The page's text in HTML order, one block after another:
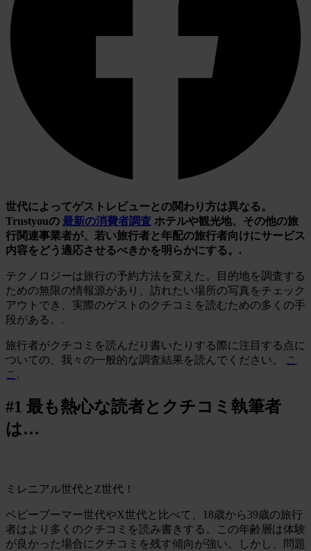
世代によってゲストレビューとの関わり方は異なる。
Trustyouの 最新の消費者調査 ホテルや観光地、その他の旅
行関連事業者が、若い旅行者と年配の旅行者向けにサービス
内容をどう適応させるべきかを明らかにする。.
テクノロジーは旅行の予約方法を変えた。目的地を調査する
ための無限の情報源があり、訪れたい場所の写真をチェック
アウトでき、実際のゲストのクチコミを読むための多くの手
段がある。.
旅行者がクチコミを読んだり書いたりする際に注目する点に
ついての、我々の一般的な調査結果を読んでください。
こ
こ .
#1 最も熱心な読者とクチコミ執筆者
は…
ミレニアル世代とZ世代！
ベビーブーマー世代やX世代と比べて、18歳から39歳の旅行
者はより多くのクチコミを読み書きする。この年齢層は体験
が良かった場合にクチコミを残す傾向が強い。しかし、問題